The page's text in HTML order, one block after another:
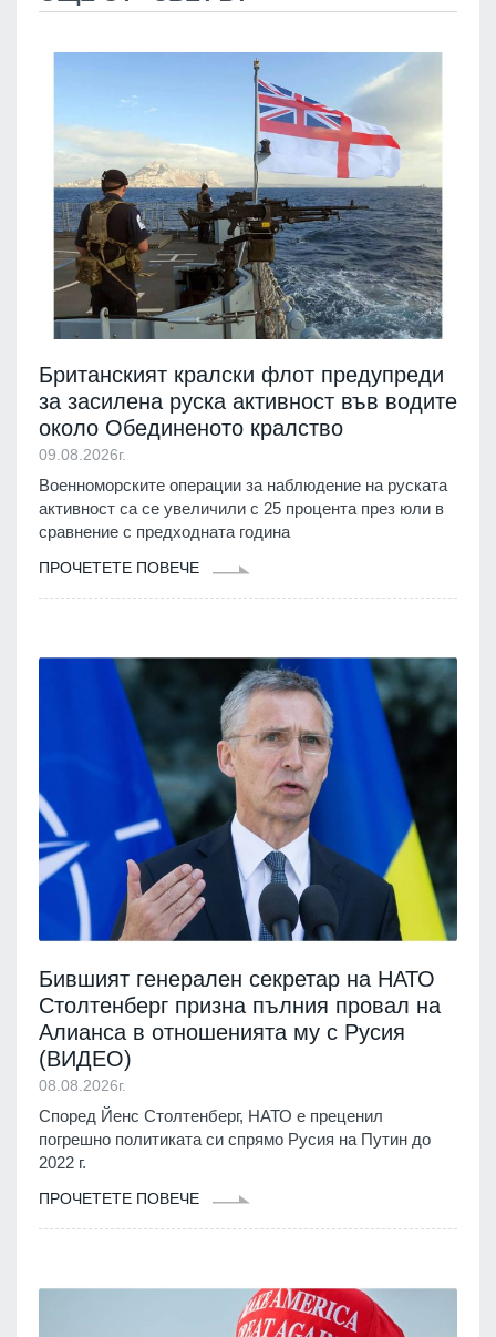
Британският кралски флот предупреди
за засилена руска активност във водите
около Обединеното кралство
09.08.2026г.
Военноморските операции за наблюдение на руската
активност са се увеличили с 25 процента през юли в
сравнение с предходната година
ПРОЧЕТЕТЕ ПОВЕЧЕ
Бившият генерален секретар на НАТО
Столтенберг призна пълния провал на
Алианса в отношенията му с Русия
(ВИДЕО)
08.08.2026г.
Според Йенс Столтенберг, НАТО е преценил
погрешно политиката си спрямо Русия на Путин до
2022 г.
ПРОЧЕТЕТЕ ПОВЕЧЕ